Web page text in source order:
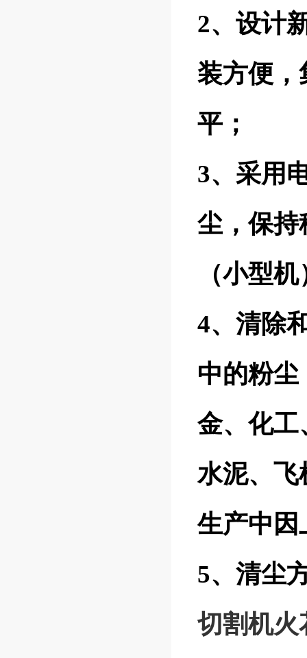
2、设计
装方便，
平；
3、采用
尘，保持
（小型
4、清除
中的粉
金、化工
水泥、飞
生产中因
5、清尘
切割机火